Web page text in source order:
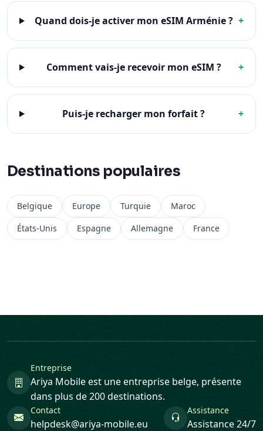
Quand dois-je activer mon eSIM Arménie ? +
Comment vais-je recevoir mon eSIM ? +
Puis-je recharger mon forfait ? +
Destinations populaires
Belgique Europe Turquie
Maroc
États-Unis
Espagne Allemagne France
Entreprise
Ariya Mobile est une entreprise belge, présente
dans plus de 200 destinations.
Contact
helpdesk@ariya-mobile.eu
Assistance
Assistance 24/7